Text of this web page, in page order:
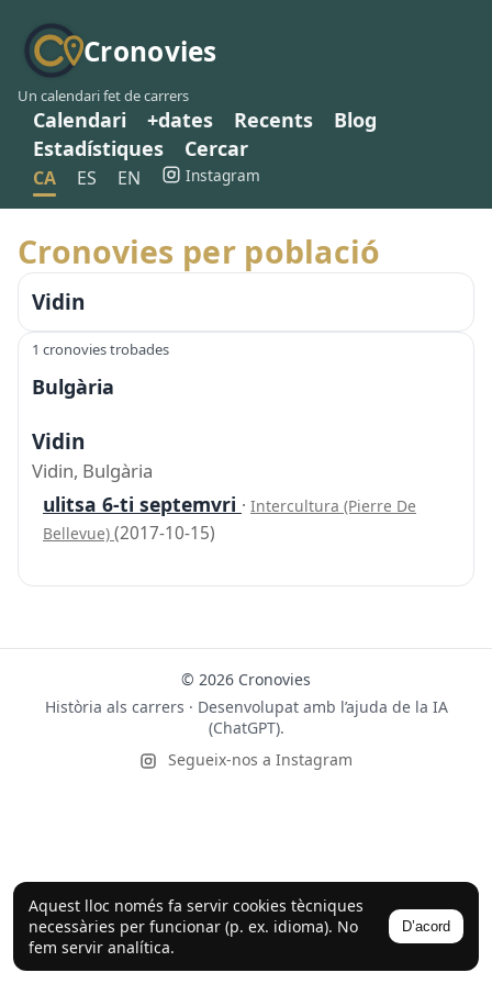
Cronovies
Un calendari fet de carrers
Calendari +dates Recents
Blog
Estadístiques
Cercar
CA ES EN Instagram
Aquest lloc només fa servir cookies tècniques
necessàries per funcionar (p. ex. idioma). No
fem servir analítica.
D’acord
Cronovies per població
Vidin
1 cronovies trobades
Bulgària
Vidin
Vidin, Bulgària
ulitsa 6-ti septemvri · Intercultura (Pierre De
Bellevue) (2017-10-15)
© 2026 Cronovies
Història als carrers · Desenvolupat amb l’ajuda de la IA
(ChatGPT).
Segueix-nos a Instagram